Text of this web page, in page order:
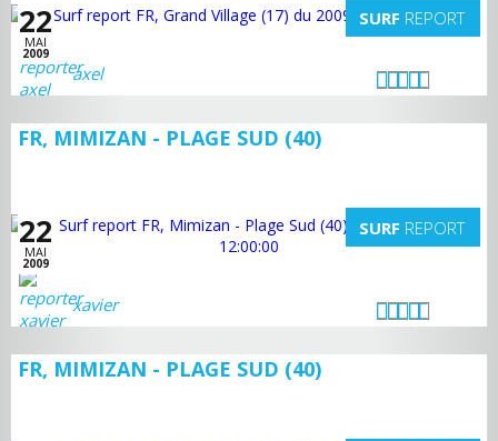
22
MAI
2009
SURF REPORT
axel
FR, MIMIZAN - PLAGE SUD (40)
22
MAI
2009
SURF REPORT
xavier
FR, MIMIZAN - PLAGE SUD (40)